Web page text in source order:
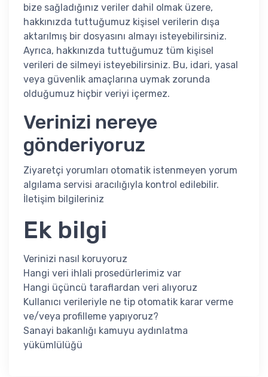
bize sağladığınız veriler dahil olmak üzere,
hakkınızda tuttuğumuz kişisel verilerin dışa
aktarılmış bir dosyasını almayı isteyebilirsiniz.
Ayrıca, hakkınızda tuttuğumuz tüm kişisel
verileri de silmeyi isteyebilirsiniz. Bu, idari, yasal
veya güvenlik amaçlarına uymak zorunda
olduğumuz hiçbir veriyi içermez.
Verinizi nereye
gönderiyoruz
Ziyaretçi yorumları otomatik istenmeyen yorum
algılama servisi aracılığıyla kontrol edilebilir.
İletişim bilgileriniz
Ek bilgi
Verinizi nasıl koruyoruz
Hangi veri ihlali prosedürlerimiz var
Hangi üçüncü taraflardan veri alıyoruz
Kullanıcı verileriyle ne tip otomatik karar verme
ve/veya profilleme yapıyoruz?
Sanayi bakanlığı kamuyu aydınlatma
yükümlülüğü